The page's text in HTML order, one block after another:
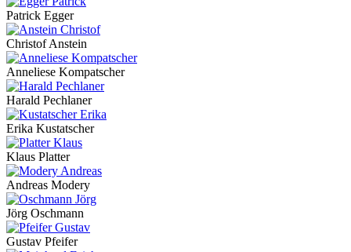
Patrick Egger
Christof Anstein
Anneliese Kompatscher
Harald Pechlaner
Erika Kustatscher
Klaus Platter
Andreas Modery
Jörg Oschmann
Gustav Pfeifer